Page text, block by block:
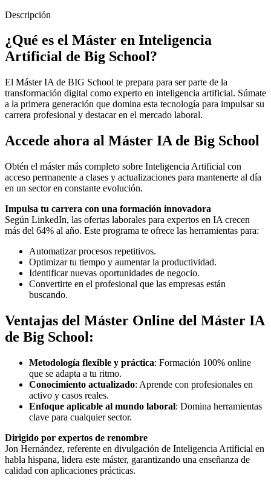
Descripción
¿Qué es el Máster en Inteligencia
Artificial de Big School?
El Máster IA de BIG School te prepara para ser parte de la
transformación digital como experto en inteligencia artificial. Súmate
a la primera generación que domina esta tecnología para impulsar su
carrera profesional y destacar en el mercado laboral.
Accede ahora al Máster IA de Big School
Obtén el máster más completo sobre Inteligencia Artificial con
acceso permanente a clases y actualizaciones para mantenerte al día
en un sector en constante evolución.
Impulsa tu carrera con una formación innovadora
Según LinkedIn, las ofertas laborales para expertos en IA crecen
más del 64% al año. Este programa te ofrece las herramientas para:
Automatizar procesos repetitivos.
Optimizar tu tiempo y aumentar la productividad.
Identificar nuevas oportunidades de negocio.
Convertirte en el profesional que las empresas están
buscando.
Ventajas del Máster Online del Máster IA
de Big School:
Metodología flexible y práctica: Formación 100% online
que se adapta a tu ritmo.
Conocimiento actualizado: Aprende con profesionales en
activo y casos reales.
Enfoque aplicable al mundo laboral: Domina herramientas
clave para cualquier sector.
Dirigido por expertos de renombre
Jon Hernández, referente en divulgación de Inteligencia Artificial en
habla hispana, lidera este máster, garantizando una enseñanza de
calidad con aplicaciones prácticas.